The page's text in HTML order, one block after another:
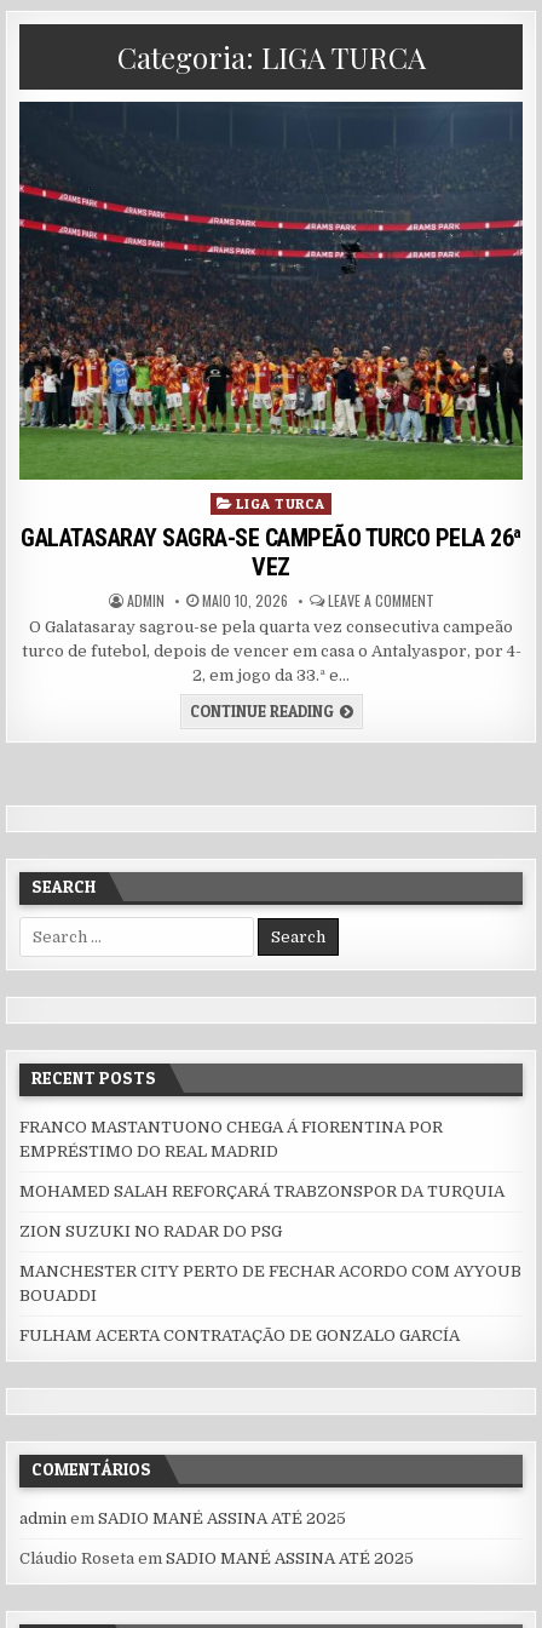
Categoria: LIGA TURCA
Posted in
LIGA TURCA
GALATASARAY SAGRA-SE CAMPEÃO TURCO PELA 26ª
VEZ
AUTHOR:
ADMIN PUBLISHED DATE:
MAIO 10, 2026 LEAVE A COMMENTON
O Galatasaray sagrou-se pela quarta vez consecutiva campeão
turco de futebol, depois de vencer em casa o Antalyaspor, por 4-
2, em jogo da 33.ª e…
CONTINUE READINGGALATASARAY SAGRA-SE
SEARCH
Search for:
RECENT POSTS
FRANCO MASTANTUONO CHEGA Á FIORENTINA POR
EMPRÉSTIMO DO REAL MADRID
MOHAMED SALAH REFORÇARÁ TRABZONSPOR DA TURQUIA
ZION SUZUKI NO RADAR DO PSG
MANCHESTER CITY PERTO DE FECHAR ACORDO COM AYYOUB
BOUADDI
FULHAM ACERTA CONTRATAÇÃO DE GONZALO GARCÍA
COMENTÁRIOS
admin emSADIO MANÉ ASSINA ATÉ 2025
Cláudio Roseta emSADIO MANÉ ASSINA ATÉ 2025